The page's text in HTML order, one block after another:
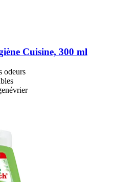
Cuisine, 300 ml
odeurs